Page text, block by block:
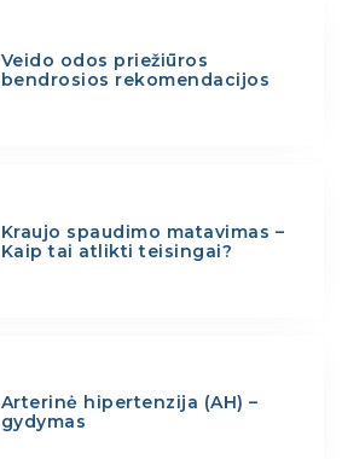
Veido odos priežiūros
bendrosios rekomendacijos
Kraujo spaudimo matavimas –
Kaip tai atlikti teisingai?
Arterinė hipertenzija (AH) –
gydymas